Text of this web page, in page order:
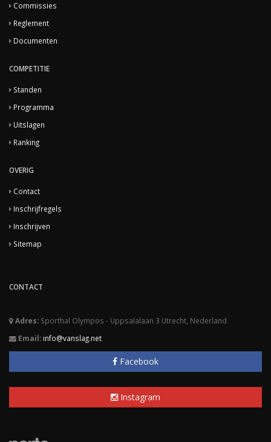
Commissies
Reglement
Documenten
COMPETITIE
Standen
Programma
Uitslagen
Ranking
OVERIG
Contact
Inschrijfregels
Inschrijven
Sitemap
CONTACT
Adres: Sporthal Olympos - Uppsalalaan 3 Utrecht, Nederland
Email: info@vanslag.net
Facebook
Instagram